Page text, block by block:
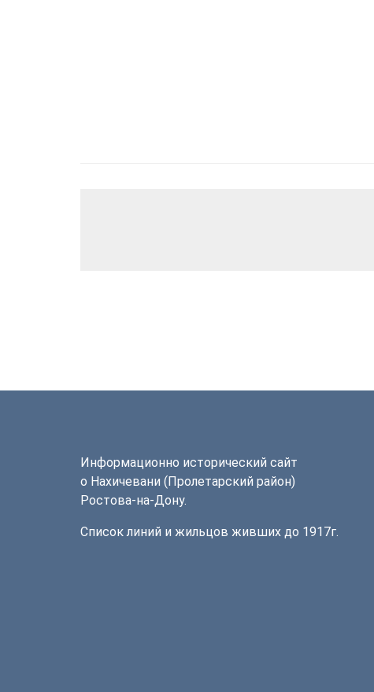
Информационно исторический сайт
о Нахичевани (Пролетарский район)
Ростова-на-Дону.
Список линий и жильцов живших до 1917г.